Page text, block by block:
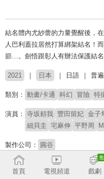
結名體內尤紗蕾的力量覺醒後，
人巴利蓋拉居然打算綁架結名！
節…。劍悟跟彰人有辦法保護結名
2021 日本 日語 普
類別： 動畫/卡通 科幻 冒險 特
演員： 寺坂頼我 豐田留妃 金子
細貝圭 宅麻伸 平野周
製作公司： 圓谷
導演： 坂本浩一 武居正能 田口
首頁
電視頻道 戲劇